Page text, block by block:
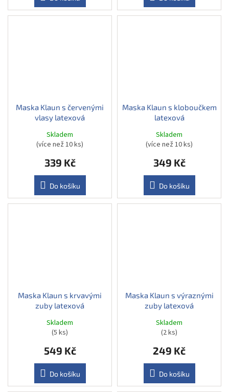
Maska Klaun s červenými
vlasy latexová
Skladem
(více než 10 ks)
339 Kč
Do košíku
Maska Klaun s kloboučkem
latexová
Skladem
(více než 10 ks)
349 Kč
Do košíku
Maska Klaun s krvavými
zuby latexová
Skladem
(5 ks)
549 Kč
Do košíku
Maska Klaun s výraznými
zuby latexová
Skladem
(2 ks)
249 Kč
Do košíku